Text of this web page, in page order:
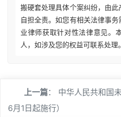
搬硬套处理具体个案纠纷，由
自担全责。如您有相关法律事
业律师获取针对性法律意见。
人，如涉及您的权益可联系处理。
上一篇： 中华人民共和国
6月1日起施行）